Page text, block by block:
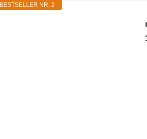
BEST­SEL­LER NR. 2